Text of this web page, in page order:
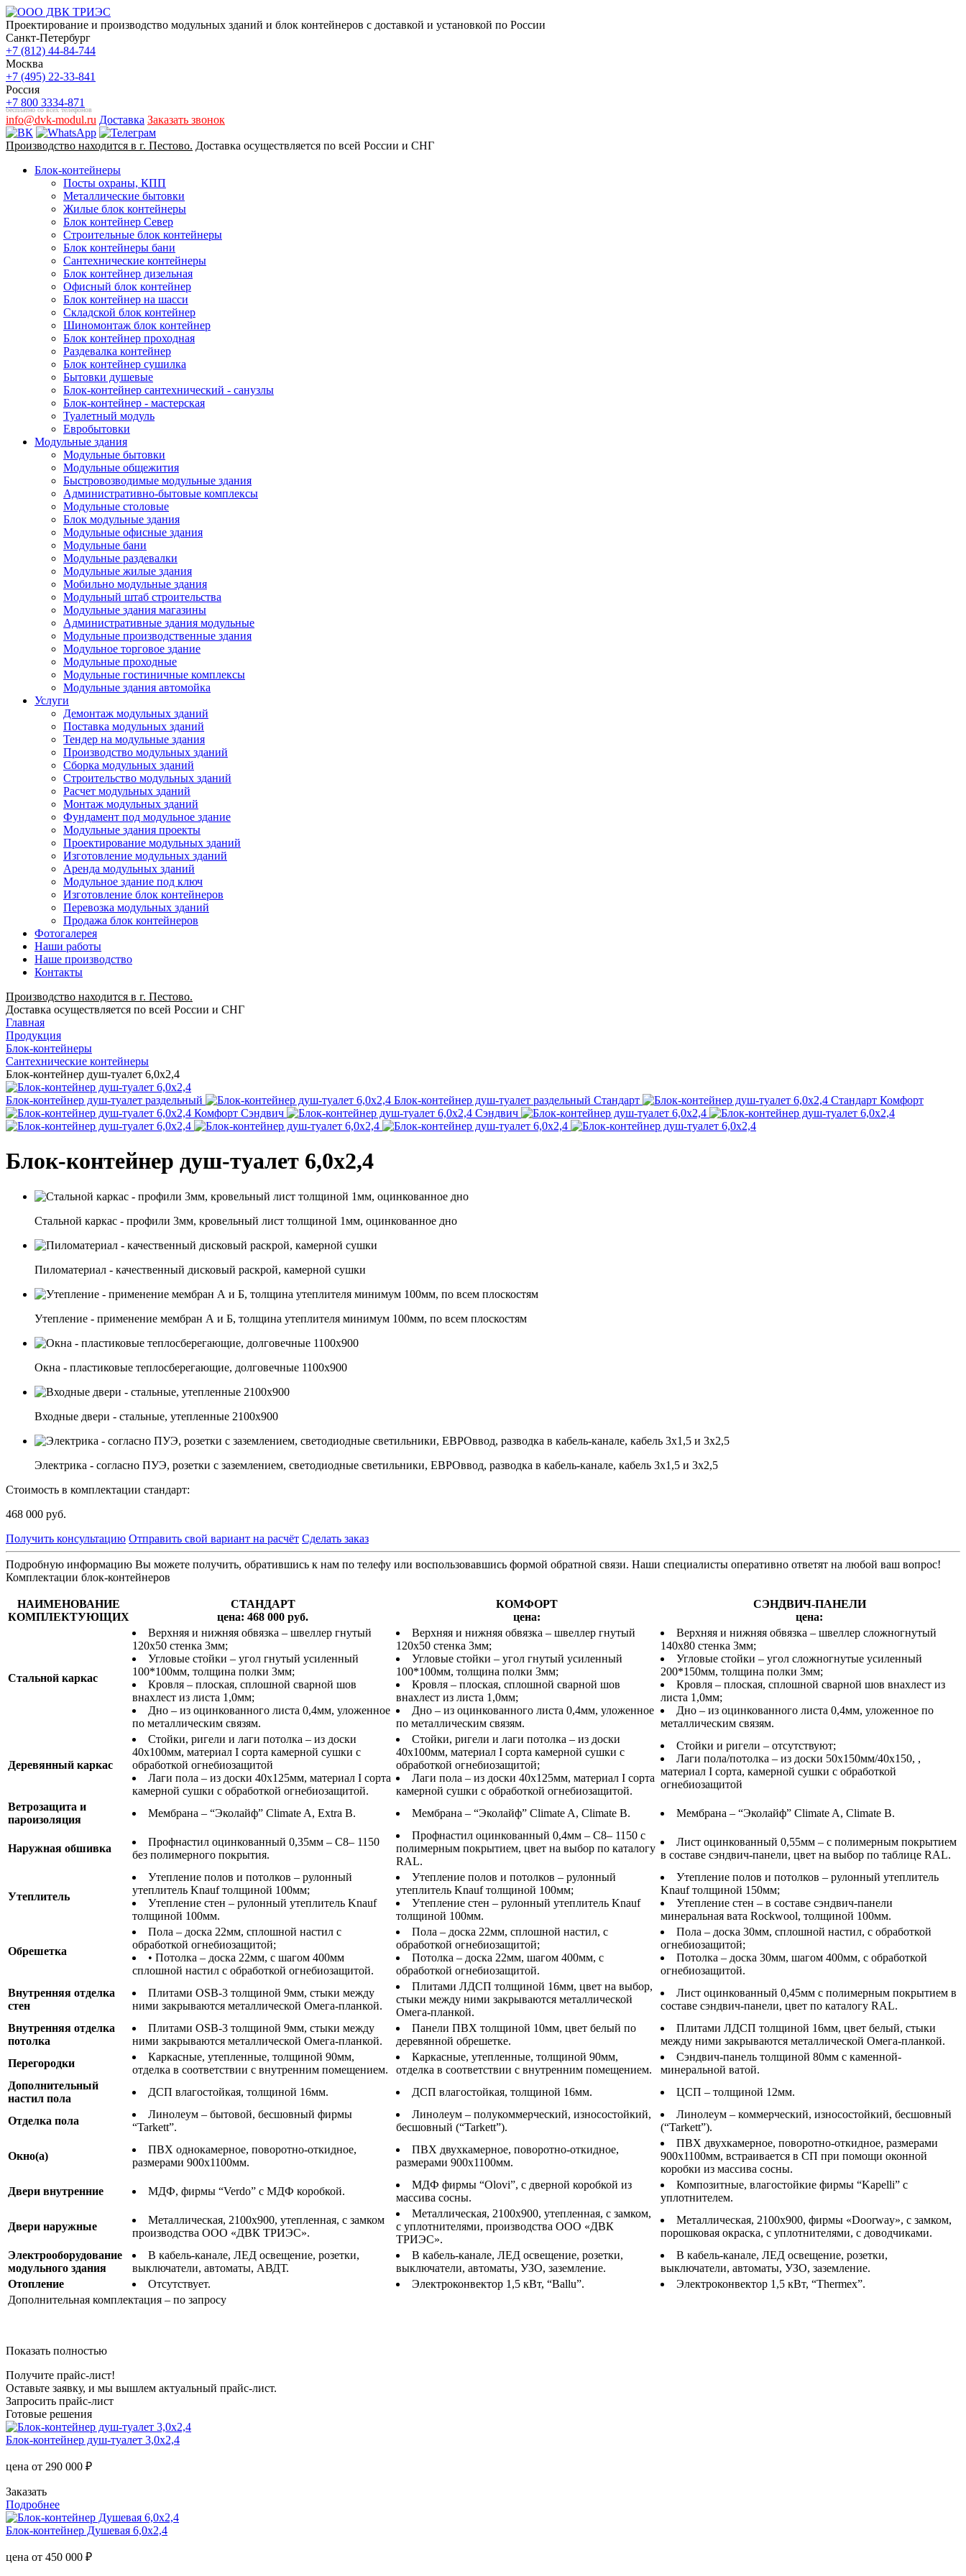
Проектирование и производство модульных зданий и блок контейнеров с доставкой и установкой по России
Санкт-Петербург
+7 (812) 44-84-744
Москва
+7 (495) 22-33-841
Россия
+7 800 3334-871
бесплатно со всех телефонов
info@dvk-modul.ru Доставка Заказать звонок
Производство находится в г. Пестово. Доставка осуществляется по всей России и СНГ
Блок-контейнеры
Посты охраны, КПП
Металлические бытовки
Жилые блок контейнеры
Блок контейнер Север
Строительные блок контейнеры
Блок контейнеры бани
Сантехнические контейнеры
Блок контейнер дизельная
Офисный блок контейнер
Блок контейнер на шасси
Складской блок контейнер
Шиномонтаж блок контейнер
Блок контейнер проходная
Раздевалка контейнер
Блок контейнер сушилка
Бытовки душевые
Блок-контейнер сантехнический - санузлы
Блок-контейнер - мастерская
Туалетный модуль
Евробытовки
Модульные здания
Модульные бытовки
Модульные общежития
Быстровозводимые модульные здания
Административно-бытовые комплексы
Модульные столовые
Блок модульные здания
Модульные офисные здания
Модульные бани
Модульные раздевалки
Модульные жилые здания
Мобильно модульные здания
Модульный штаб строительства
Модульные здания магазины
Административные здания модульные
Модульные производственные здания
Модульное торговое здание
Модульные проходные
Модульные гостиничные комплексы
Модульные здания автомойка
Услуги
Демонтаж модульных зданий
Поставка модульных зданий
Тендер на модульные здания
Производство модульных зданий
Сборка модульных зданий
Строительство модульных зданий
Расчет модульных зданий
Монтаж модульных зданий
Фундамент под модульное здание
Модульные здания проекты
Проектирование модульных зданий
Изготовление модульных зданий
Аренда модульных зданий
Модульное здание под ключ
Изготовление блок контейнеров
Перевозка модульных зданий
Продажа блок контейнеров
Фотогалерея
Наши работы
Наше производство
Контакты
Производство находится в г. Пестово.
Доставка осуществляется по всей России и СНГ
Главная
Продукция
Блок-контейнеры
Сантехнические контейнеры
Блок-контейнер душ-туалет 6,0х2,4
Блок-контейнер душ-туалет раздельный Стандарт
Комфорт
Сэндвич
Блок-контейнер душ-туалет 6,0х2,4
Стальной каркас - профили 3мм, кровельный лист толщиной 1мм, оцинкованное дно
Пиломатериал - качественный дисковый раскрой, камерной сушки
Утепление - применение мембран А и Б, толщина утеплителя минимум 100мм, по всем плоскостям
Окна - пластиковые теплосберегающие, долговечные 1100х900
Входные двери - стальные, утепленные 2100х900
Электрика - согласно ПУЭ, розетки с заземлением, светодиодные светильники, ЕВРОввод, разводка в кабель-канале, кабель 3х1,5 и 3х2,5
Стоимость в комплектации стандарт:
468 000 руб.
Получить консультацию Отправить свой вариант на расчёт Сделать заказ
Подробную информацию Вы можете получить, обратившись к нам по телефу или воспользовавшись формой обратной связи. Наши специалисты оперативно ответят на любой ваш вопрос!
Комплектации блок-контейнеров
НАИМЕНОВАНИЕ
КОМПЛЕКТУЮЩИХ
СТАНДАРТ
цена: 468 000 руб.
КОМФОРТ
цена:
СЭНДВИЧ-ПАНЕЛИ
цена:
Стальной каркас
Верхняя и нижняя обвязка – швеллер гнутый
120х50 стенка 3мм;
Угловые стойки – угол гнутый усиленный
100*100мм, толщина полки 3мм;
Кровля – плоская, сплошной сварной шов
внахлест из листа 1,0мм;
Дно – из оцинкованного листа 0,4мм, уложенное
по металлическим связям.
Верхняя и нижняя обвязка – швеллер гнутый
120х50 стенка 3мм;
Угловые стойки – угол гнутый усиленный
100*100мм, толщина полки 3мм;
Кровля – плоская, сплошной сварной шов
внахлест из листа 1,0мм;
Дно – из оцинкованного листа 0,4мм, уложенное
по металлическим связям.
Верхняя и нижняя обвязка – швеллер сложногнутый
140х80 стенка 3мм;
Угловые стойки – угол сложногнутые усиленный
200*150мм, толщина полки 3мм;
Кровля – плоская, сплошной сварной шов внахлест из
листа 1,0мм;
Дно – из оцинкованного листа 0,4мм, уложенное по
металлическим связям.
Деревянный каркас
Стойки, ригели и лаги потолка – из доски
40х100мм, материал I сорта камерной сушки с
обработкой огнебиозащитой
Лаги пола – из доски 40х125мм, материал I сорта
камерной сушки с обработкой огнебиозащитой.
Стойки, ригели и лаги потолка – из доски
40х100мм, материал I сорта камерной сушки с
обработкой огнебиозащитой;
Лаги пола – из доски 40х125мм, материал I сорта
камерной сушки с обработкой огнебиозащитой.
Стойки и ригели – отсутствуют;
Лаги пола/потолка – из доски 50х150мм/40х150, ,
материал I сорта, камерной сушки с обработкой
огнебиозащитой
Ветрозащита и
пароизоляция
Мембрана – “Эколайф” Climate A, Extra B. Мембрана – “Эколайф” Climate A, Climate B. Мембрана – “Эколайф” Climate A, Climate B.
Наружная обшивка
Профнастил оцинкованный 0,35мм – С8– 1150
без полимерного покрытия.
Профнастил оцинкованный 0,4мм – С8– 1150 с
полимерным покрытием, цвет на выбор по каталогу
RAL.
Лист оцинкованный 0,55мм – с полимерным покрытием
в составе сэндвич-панели, цвет на выбор по таблице RAL.
Утеплитель
Утепление полов и потолков – рулонный
утеплитель Knauf толщиной 100мм;
Утепление стен – рулонный утеплитель Knauf
толщиной 100мм.
Утепление полов и потолков – рулонный
утеплитель Knauf толщиной 100мм;
Утепление стен – рулонный утеплитель Knauf
толщиной 100мм.
Утепление полов и потолков – рулонный утеплитель
Knauf толщиной 150мм;
Утепление стен – в составе сэндвич-панели
минеральная вата Rockwool, толщиной 100мм.
Обрешетка
Пола – доска 22мм, сплошной настил с
обработкой огнебиозащитой;
• Потолка – доска 22мм, с шагом 400мм
сплошной настил с обработкой огнебиозащитой.
Пола – доска 22мм, сплошной настил, с
обработкой огнебиозащитой;
Потолка – доска 22мм, шагом 400мм, с
обработкой огнебиозащитой.
Пола – доска 30мм, сплошной настил, с обработкой
огнебиозащитой;
Потолка – доска 30мм, шагом 400мм, с обработкой
огнебиозащитой.
Внутренняя отделка
стен
Плитами OSB-3 толщиной 9мм, стыки между
ними закрываются металлической Омега-планкой.
Плитами ЛДСП толщиной 16мм, цвет на выбор,
стыки между ними закрываются металлической
Омега-планкой.
Лист оцинкованный 0,45мм с полимерным покрытием в
составе сэндвич-панели, цвет по каталогу RAL.
Внутренняя отделка
потолка
Плитами OSB-3 толщиной 9мм, стыки между
ними закрываются металлической Омега-планкой.
Панели ПВХ толщиной 10мм, цвет белый по
деревянной обрешетке.
Плитами ЛДСП толщиной 16мм, цвет белый, стыки
между ними закрываются металлической Омега-планкой.
Перегородки
Каркасные, утепленные, толщиной 90мм,
отделка в соответствии с внутренним помещением.
Каркасные, утепленные, толщиной 90мм,
отделка в соответствии с внутренним помещением.
Сэндвич-панель толщиной 80мм с каменной-
минеральной ватой.
Дополнительный
настил пола
ДСП влагостойкая, толщиной 16мм. ДСП влагостойкая, толщиной 16мм. ЦСП – толщиной 12мм.
Отделка пола
Линолеум – бытовой, бесшовный фирмы
“Tarkett”.
Линолеум – полукоммерческий, износостойкий,
бесшовный (“Tarkett”).
Линолеум – коммерческий, износостойкий, бесшовный
(“Tarkett”).
Окно(а)
ПВХ однокамерное, поворотно-откидное,
размерами 900х1100мм.
ПВХ двухкамерное, поворотно-откидное,
размерами 900х1100мм.
ПВХ двухкамерное, поворотно-откидное, размерами
900х1100мм, встраивается в СП при помощи оконной
коробки из массива сосны.
Двери внутренние
МДФ, фирмы “Verdo” с МДФ коробкой.
МДФ фирмы “Olovi”, с дверной коробкой из
массива сосны.
Композитные, влагостойкие фирмы “Kapelli” с
уплотнителем.
Двери наружные
Металлическая, 2100х900, утепленная, с замком
производства ООО «ДВК ТРИЭС».
Металлическая, 2100х900, утепленная, с замком,
с уплотнителями, производства ООО «ДВК
ТРИЭС».
Металлическая, 2100х900, фирмы «Doorway», с замком,
порошковая окраска, с уплотнителями, с доводчиками.
Электрооборудование
модульного здания
В кабель-канале, ЛЕД освещение, розетки,
выключатели, автоматы, АВДТ.
В кабель-канале, ЛЕД освещение, розетки,
выключатели, автоматы, УЗО, заземление.
В кабель-канале, ЛЕД освещение, розетки,
выключатели, автоматы, УЗО, заземление.
Отопление
Отсутствует. Электроконвектор 1,5 кВт, “Ballu”.
Электроконвектор 1,5 кВт, “Thermex”.
Дополнительная комплектация – по запросу
Показать полностью
Получите прайс-лист!
Оставьте заявку, и мы вышлем актуальный прайс-лист.
Запросить прайс-лист
Готовые решения
Блок-контейнер душ-туалет 3,0х2,4
цена от 290 000 ₽
Заказать
Подробнее
Блок-контейнер Душевая 6,0х2,4
цена от 450 000 ₽